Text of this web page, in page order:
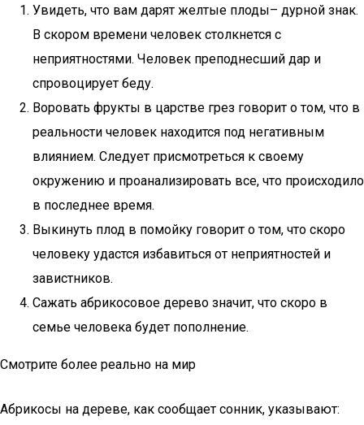
Увидеть, что вам дарят желтые плоды– дурной знак.
В скором времени человек столкнется с
неприятностями. Человек преподнесший дар и
спровоцирует беду.
Воровать фрукты в царстве грез говорит о том, что в
реальности человек находится под негативным
влиянием. Следует присмотреться к своему
окружению и проанализировать все, что происходило
в последнее время.
Выкинуть плод в помойку говорит о том, что скоро
человеку удастся избавиться от неприятностей и
завистников.
Сажать абрикосовое дерево значит, что скоро в
семье человека будет пополнение.
Смотрите более реально на мир
Абрикосы на дереве, как сообщает сонник, указывают: